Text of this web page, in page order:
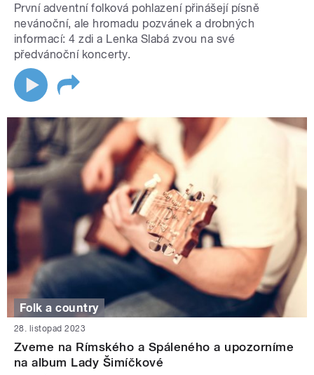
První adventní folková pohlazení přinášejí písně
nevánoční, ale hromadu pozvánek a drobných
informací: 4 zdi a Lenka Slabá zvou na své
předvánoční koncerty.
Folk a country
28. listopad 2023
Zveme na Rímského a Spáleného a upozorníme
na album Lady Šimíčkové